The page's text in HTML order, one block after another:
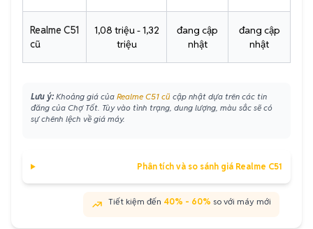
Realme C51
cũ
1,08 triệu - 1,32
triệu
đang cập
nhật
đang cập
nhật
Lưu ý: Khoảng giá của Realme C51 cũ cập nhật dựa trên các tin
đăng của Chợ Tốt. Tùy vào tình trạng, dung lượng, màu sắc sẽ có
sự chênh lệch về giá máy.
Phân tích và so sánh giá Realme C51
Tiết kiệm đến 40% - 60% so với máy mới